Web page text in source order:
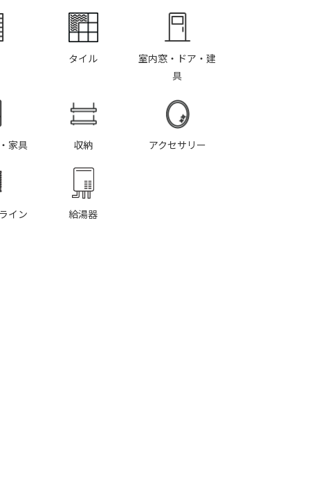
タイル
室内窓・ドア・建
具
家具 収納 アクセサリー
イン 給湯器